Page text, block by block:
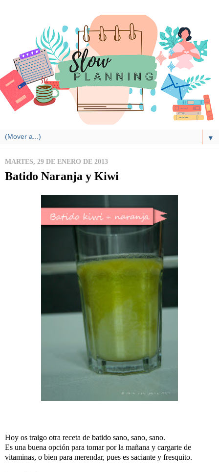
▼
MARTES, 29 DE ENERO DE 2013
Batido Naranja y Kiwi
Hoy os traigo otra receta de batido sano, sano, sano.
Es una buena opción para tomar por la mañana y cargarte de
vitaminas, o bien para merendar, pues es saciante y fresquito.